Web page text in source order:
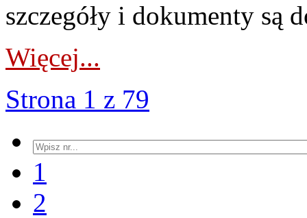
szczegóły i dokumenty są
Więcej...
Strona 1 z 79
1
2